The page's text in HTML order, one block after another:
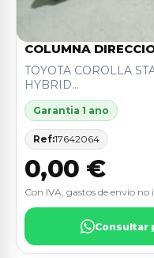
COLUMNA
TOYOTA COROLLA
HYBRID...
Garantia 1 ano
Ref:17642064
0,00 €
Con IVA, gastos de envio no
Consultar